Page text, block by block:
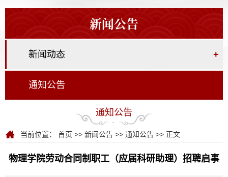
新闻公告
新闻动态 +
通知公告
通知公告
当前位置： 首页 >> 新闻公告 >> 通知公告 >> 正文
物理学院劳动合同制职工（应届科研助理）招聘启事